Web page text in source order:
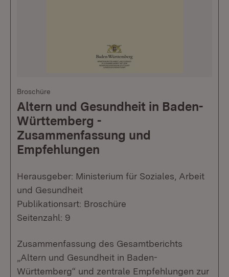
Broschüre
Altern und Gesundheit in Baden-
Württemberg -
Zusammenfassung und
Empfehlungen
Herausgeber: Ministerium für Soziales, Arbeit
und Gesundheit
Publikationsart: Broschüre
Seitenzahl: 9
Zusammenfassung des Gesamtberichts
„Altern und Gesundheit in Baden-
Württemberg“ und zentrale Empfehlungen zur